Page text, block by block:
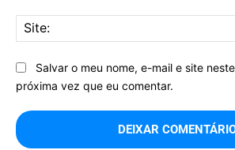
Salvar o meu nome, e-mail e site
próxima vez que eu comentar.